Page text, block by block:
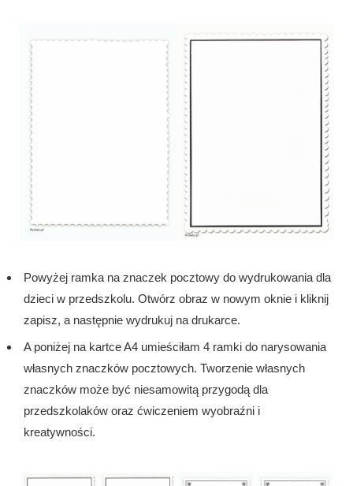
Powyżej ramka na znaczek pocztowy do wydrukowania dla
dzieci w przedszkolu. Otwórz obraz w nowym oknie i kliknij
zapisz, a następnie wydrukuj na drukarce.
A poniżej na kartce A4 umieściłam 4 ramki do narysowania
własnych znaczków pocztowych. Tworzenie własnych
znaczków może być niesamowitą przygodą dla
przedszkolaków oraz ćwiczeniem wyobraźni i
kreatywności.